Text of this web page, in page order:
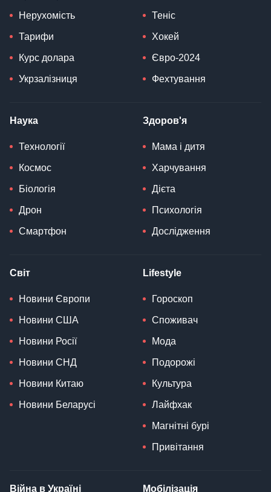
Нерухомість
Тарифи
Курс долара
Укрзалізниця
Теніс
Хокей
Євро-2024
Фехтування
Наука
Технології
Космос
Біологія
Дрон
Смартфон
Здоров'я
Мама і дитя
Харчування
Дієта
Психологія
Дослідження
Світ
Новини Європи
Новини США
Новини Росії
Новини СНД
Новини Китаю
Новини Беларусі
Lifestyle
Гороскоп
Споживач
Мода
Подорожі
Культура
Лайфхак
Магнітні бурі
Привітання
Війна в Україні Мобілізація